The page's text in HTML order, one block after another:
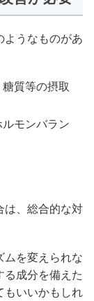
ようなものがあ
質等の摂取
モンバラン
は、総合的な対
ムを変えられな
る成分を備えた
もいいかもしれ